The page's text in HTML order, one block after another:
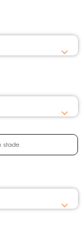
stade.